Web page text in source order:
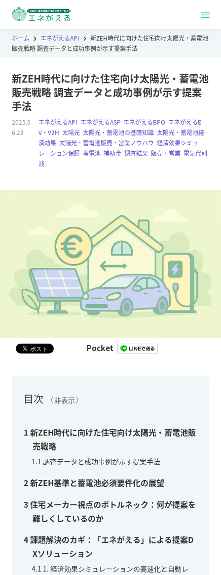
ホーム エネがえるAPI
新ZEH時代に向けた住宅向け太陽光・蓄電池
販売戦略 調査データと成功事例が示す提案手法
新ZEH時代に向けた住宅向け太陽光・蓄電池
販売戦略 調査データと成功事例が示す提案
手法
エネがえるAPI エネがえるASP エネがえるBPO エネがえるE
V・V2H ,太陽光 ,太陽光・蓄電池の基礎知識 ,太陽光・蓄電池経
済効果 ,太陽光・蓄電池販売・営業ノウハウ ,経済効果シミュ
レーション保証 ,蓄電池 ,補助金 ,調査結果 販売・営業 電気代削
減
2025.0
6.23
Pocket
目次 非表示
1新ZEH時代に向けた住宅向け太陽光・蓄電池販
売戦略
1.1 調査データと成功事例が示す提案手法
2新ZEH基準と蓄電池必須要件化の展望
3住宅メーカー視点のボトルネック：何が提案を
難しくしているのか
4課題解決のカギ：「エネがえる」による提案D
Xソリューション
4.1 1. 経済効果シミュレーションの高速化と自動レ